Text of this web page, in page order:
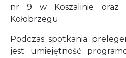
nr 9 w Koszalinie
Kołobrzegu.
Podczas spotkania
jest umiejętność